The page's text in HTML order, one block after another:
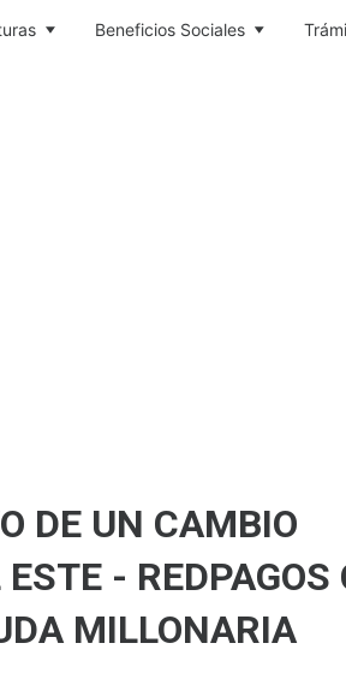
Beneficios Sociales
DE UN CAMBIO
- REDPAGOS
MILLONARIA